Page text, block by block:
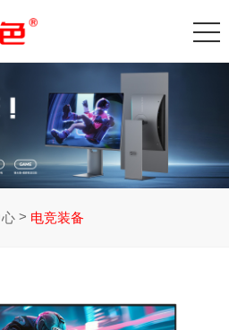
> 电竞装备